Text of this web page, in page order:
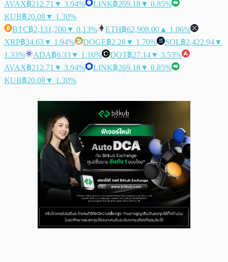
AVAX฿212.71 ▼ 3.94% LINK฿269.18▼ 0.85%
KUB฿20.08▼ 1.30%
BTC฿2,131,700▼ 0.13% ETH฿62,908.00 ▲ 1.06%
XRP฿34.63▼ 1.94% DOGE฿2.28▼ 1.70% SOL฿2,422.94▼
1.33%
ADA฿6.33▼ 1.16% DOT฿27.14▼ 3.53%
AVAX฿212.71 ▼ 3.94% LINK฿269.18▼ 0.85%
KUB฿20.08▼ 1.30%